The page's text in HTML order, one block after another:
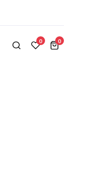
0 0